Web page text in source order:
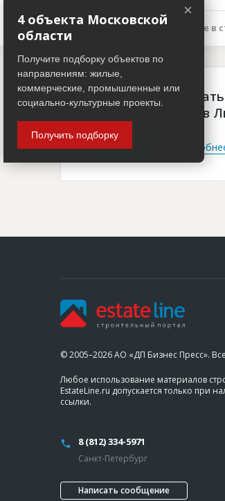
Описание объекта Участие в
Чтобы
платная подписка в
Войти
© 2005–2026 АО «ДП Бизнес Пресс».
Любое использование материалов
EstateLine.ru допускается только при
ссылки.
8 (812) 334-5971
Санкт-Петербург
Написать сообщение
×
4 объекта Московской
области
Получите подборку объектов по
направлениям: жилые,
коммерческие, промышленные или
социально-культурные проекты.
Получить подборку